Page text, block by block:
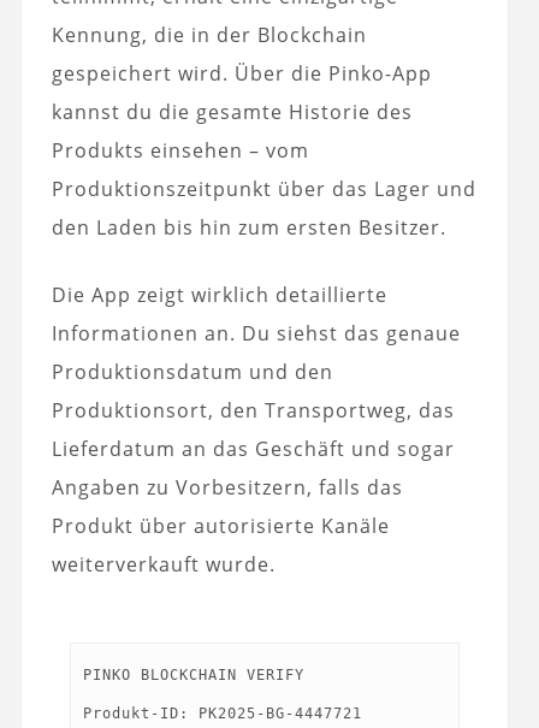
Kennung, die in der Blockchain
gespeichert wird. Über die Pinko-App
kannst du die gesamte Historie des
Produkts einsehen – vom
Produktionszeitpunkt über das Lager und
den Laden bis hin zum ersten Besitzer.
Die App zeigt wirklich detaillierte
Informationen an. Du siehst das genaue
Produktionsdatum und den
Produktionsort, den Transportweg, das
Lieferdatum an das Geschäft und sogar
Angaben zu Vorbesitzern, falls das
Produkt über autorisierte Kanäle
weiterverkauft wurde.
PINKO BLOCKCHAIN VERIFY
Produkt-ID: PK2025-BG-4447721